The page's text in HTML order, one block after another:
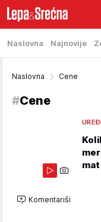
Naslovna Najnovije
Naslovna Cene
#Cene
Komentariši